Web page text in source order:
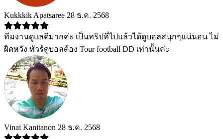
Kukkkik Apatsaree 28 ธ.ค. 2568
ทีมงานดูแลดีมากค่ะ เป็นทริปที่ไปแล้วได้ดูบอลสนุกๆแน่นอน ไม่
ผิดหวัง ทัวร์ดูบอลต้อง Tour football DD เท่านั้นค่ะ
Vinai Kanitanon 28 ธ.ค. 2568